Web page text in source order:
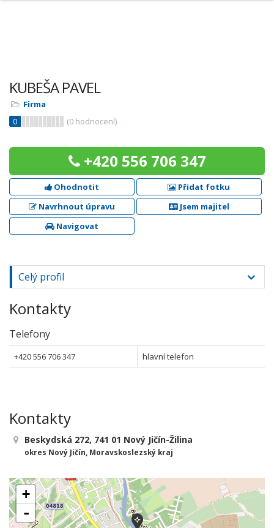
KUBEŠA PAVEL
Firma
0
(0 hodnocení)
+420 556 706 347
Ohodnotit
Přidat fotku
Navrhnout úpravu
Jsem majitel
Navigovat
Celý profil
Kontakty
Telefony
+420 556 706 347 hlavní telefon
Kontakty
Beskydská 272, 741 01 Nový Jičín-Žilina
okres Nový Jičín, Moravskoslezský kraj
+
-